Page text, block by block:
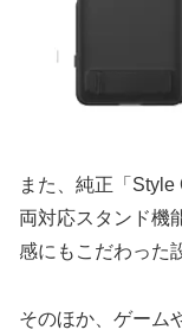
また、純正「
両対応スタンド機
感にもこだわった
そのほか、ゲーム